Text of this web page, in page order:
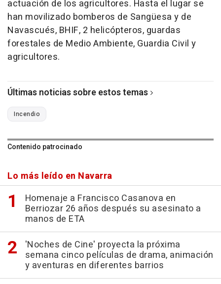
actuación de los agricultores. Hasta el lugar se
han movilizado bomberos de Sangüesa y de
Navascués, BHIF, 2 helicópteros, guardas
forestales de Medio Ambiente, Guardia Civil y
agricultores.
Últimas noticias sobre estos temas
Incendio
Contenido patrocinado
Lo más leído en Navarra
Homenaje a Francisco Casanova en
Berriozar 26 años después su asesinato a
manos de ETA
'Noches de Cine' proyecta la próxima
semana cinco películas de drama, animación
y aventuras en diferentes barrios